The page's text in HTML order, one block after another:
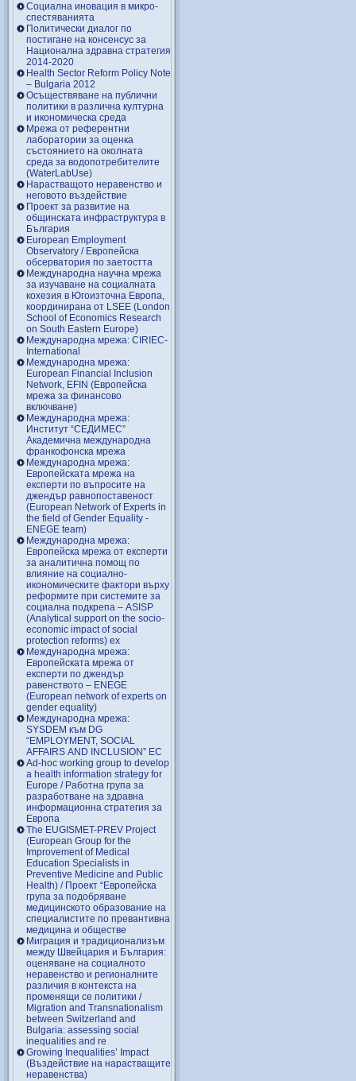
Социална иновация в микро-
спестяванията
Политически диалог по
постигане на консенсус за
Национална здравна стратегия
2014-2020
Health Sector Reform Policy Note
– Bulgaria 2012
Осъществяване на публични
политики в различна културна
и икономическа среда
Мрежа от референтни
лаборатории за оценка
състоянието на околната
среда за водопотребителите
(WaterLabUse)
Нарастващото неравенство и
неговото въздействие
Проект за развитие на
общинската инфраструктура в
България
European Employment
Observatory / Европейска
обсерватория по заетостта
Международна научна мрежа
за изучаване на социалната
кохезия в Югоизточна Европа,
координирана от LSEE (London
School of Economics Research
on South Eastern Europe)
Международна мрежа: CIRIEC-
International
Международна мрежа:
European Financial Inclusion
Network, EFIN (Европейска
мрежа за финансово
включване)
Международна мрежа:
Институт “СЕДИМЕС”
Академична международна
франкофонска мрежа
Международна мрежа:
Европейската мрежа на
експерти по въпросите на
джендър равнопоставеност
(European Network of Experts in
the field of Gender Equality -
ENEGE team)
Международна мрежа:
Европейска мрежа от експерти
за аналитична помощ по
влияние на социално-
икономическите фактори върху
реформите при системите за
социална подкрепа – ASISP
(Analytical support on the socio-
economic impact of social
protection reforms) ex
Международна мрежа:
Европейската мрежа от
експерти по джендър
равенството – ENEGE
(European network of experts on
gender equality)
Международна мрежа:
SYSDEM към DG
“EMPLOYMENT, SOCIAL
AFFAIRS AND INCLUSION” EC
Ad-hoc working group to develop
a health information strategy for
Europe / Работна група за
разработване на здравна
информационна стратегия за
Европа
The EUGISMET-PREV Project
(European Group for the
Improvement of Medical
Education Specialists in
Preventive Medicine and Public
Health) / Проект “Европейска
група за подобряване
медицинското образование на
специалистите по превантивна
медицина и обществе
Миграция и традиционализъм
между Швейцария и България:
оценяване на социалното
неравенство и регионалните
различия в контекста на
променящи се политики /
Migration and Transnationalism
between Switzerland and
Bulgaria: assessing social
inequalities and re
Growing Inequalities’ Impact
(Въздействие на нарастващите
неравенства)